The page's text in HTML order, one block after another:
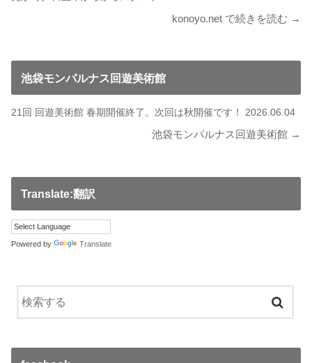
konoyo.net で続きを読む →
池袋モンパルナス回遊美術館
21回 回遊美術館 春期開催終了。次回は秋開催です！ 2026.06.04
池袋モンパルナス回遊美術館 →
Translate:翻訳
Powered by Translate